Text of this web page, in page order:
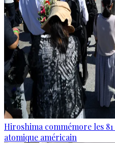
Hiroshima commémore les
atomique américain